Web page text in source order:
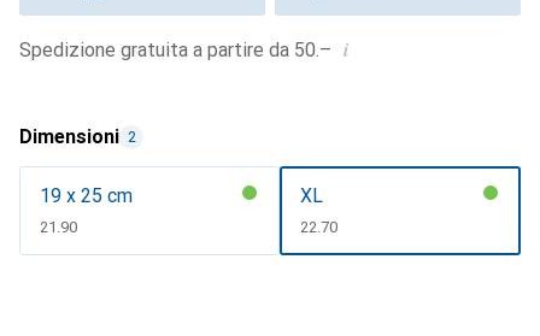
Spedizione gratuita a partire da 50.– i
Dimensioni 2
19 x 25 cm
CHF
21.90
XL
CHF
22.70